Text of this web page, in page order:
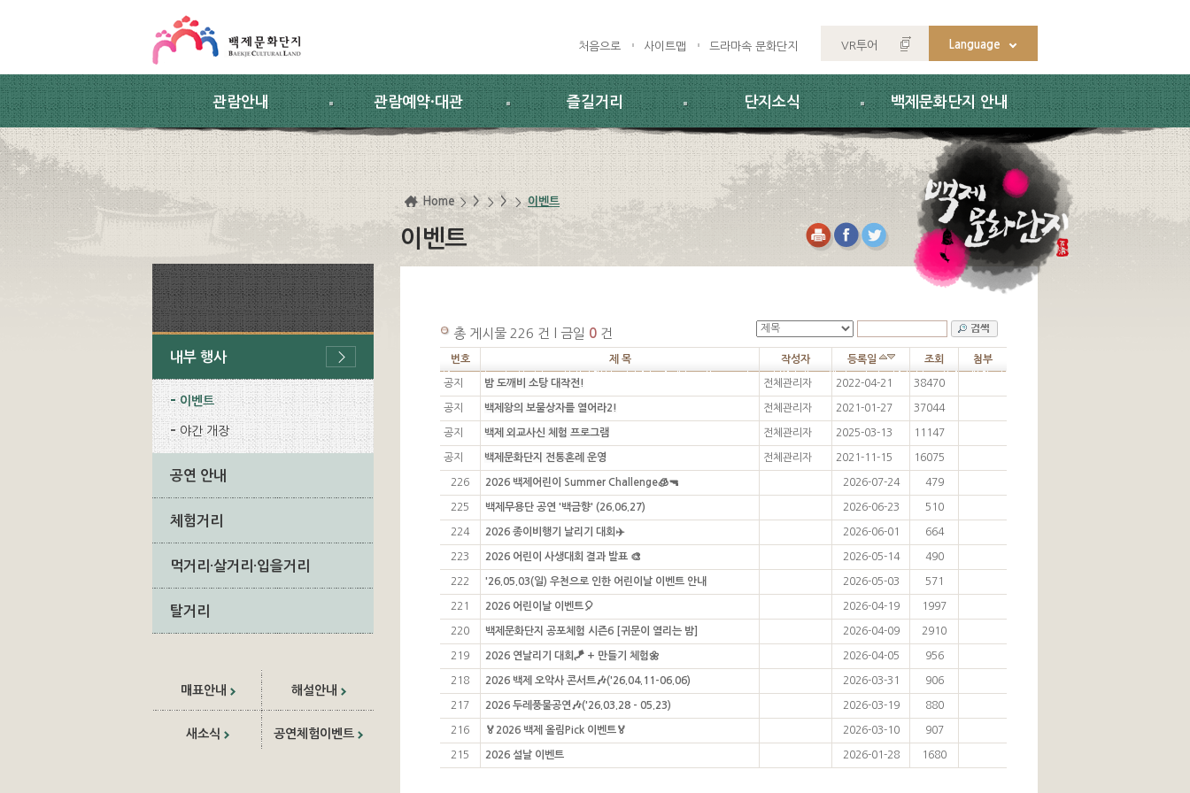
처음으로 사이트맵 드라마속 문화단지 VR투어 Language
관람안내 관람예약·대관 즐길거리 단지소식 백제문화단지 안내
내부 행사
이벤트
야간 개장
공연 안내
체험거리
먹거리·살거리·입을거리
탈거리
매표안내 해설안내
새소식 공연체험이벤트
Home > > 이벤트
이벤트
총 게시물 226 건 l 금일 0 건
번호 제 목 작성자 등록일 조회 첨부
공지 밤 도깨비 소탕 대작전! 전체관리자 2022-04-21 38470
공지 백제왕의 보물상자를 열어라2! 전체관리자 2021-01-27 37044
공지 백제 외교사신 체험 프로그램 전체관리자 2025-03-13 11147
공지 백제문화단지 전통혼례 운영 전체관리자 2021-11-15 16075
226 2026 백제어린이 Summer Challenge🧊🔫 2026-07-24 479
225 백제무용단 공연 '백금향' (26.06.27) 2026-06-23 510
224 2026 종이비행기 날리기 대회✈️ 2026-06-01 664
223 2026 어린이 사생대회 결과 발표 🎨 2026-05-14 490
222 '26.05.03(일) 우천으로 인한 어린이날 이벤트 안내 2026-05-03 571
221 2026 어린이날 이벤트🎈 2026-04-19 1997
220 백제문화단지 공포체험 시즌6 [귀문이 열리는 밤] 2026-04-09 2910
219 2026 연날리기 대회🪁 + 만들기 체험🌼 2026-04-05 956
218 2026 백제 오악사 콘서트🎶('26.04.11-06.06) 2026-03-31 906
217 2026 두레풍물공연🎶('26.03.28 - 05.23) 2026-03-19 880
216 🏅2026 백제 올림Pick 이벤트🏅 2026-03-10 907
215 2026 설날 이벤트 2026-01-28 1680